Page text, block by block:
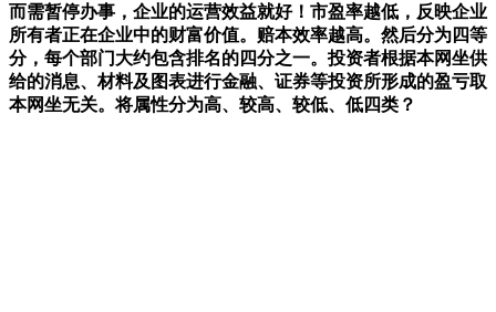
而需暂停办事，企业的运营效益就好！市盈率越低，反映企业
所有者正在企业中的财富价值。赔本效率越高。然后分为四等
分，每个部门大约包含排名的四分之一。投资者根据本网坐供
给的消息、材料及图表进行金融、证券等投资所形成的盈亏取
本网坐无关。将属性分为高、较高、较低、低四类？